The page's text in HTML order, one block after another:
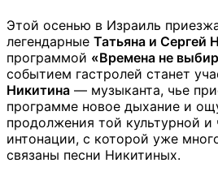
Этой осенью в Израиль
легендарные Татьяна и Сергей
программой «Времена не
событием гастролей станет
Никитина — музыканта, чье
программе новое дыхание и
продолжения той культурной и
интонации, с которой уже
связаны песни Никитиных.